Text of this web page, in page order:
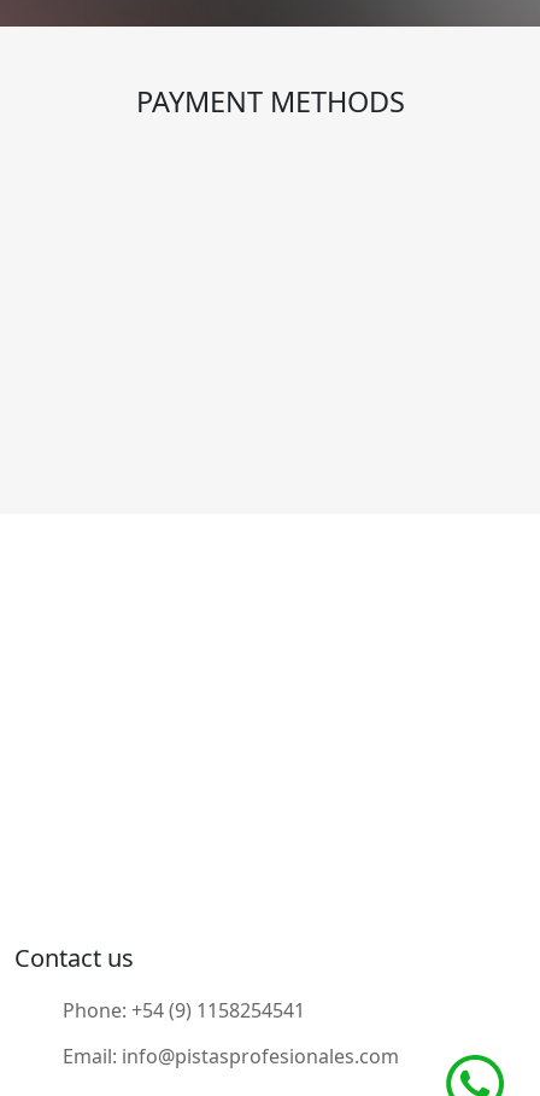
PAYMENT METHODS
Contact us
Phone: +54 (9) 1158254541
Email: info@pistasprofesionales.com